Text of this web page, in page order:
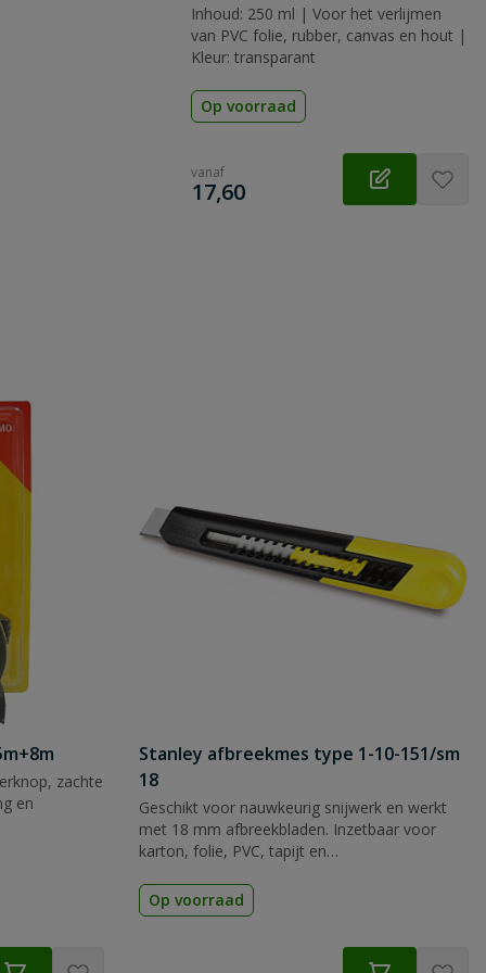
Inhoud: 250 ml | Voor het verlijmen
van PVC folie, rubber, canvas en hout |
Kleur: transparant
Op voorraad
vanaf
€
17,60
zachte
en
Stanley afbreekmes type 1-10-151/sm
18
Geschikt voor nauwkeurig snijwerk en werkt
met 18 mm afbreekbladen. Inzetbaar voor
karton, folie, PVC, tapijt en
Op voorraad